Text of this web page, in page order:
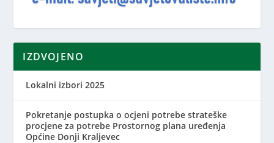
IZDVOJENO
Lokalni izbori 2025
Pokretanje postupka o ocjeni potrebe strateške
procjene za potrebe Prostornog plana uređenja
Općine Donji Kraljevec